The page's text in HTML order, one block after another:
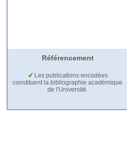
Référencement
Les publications encodées
constituent la bibliographie académique
de l'Université.